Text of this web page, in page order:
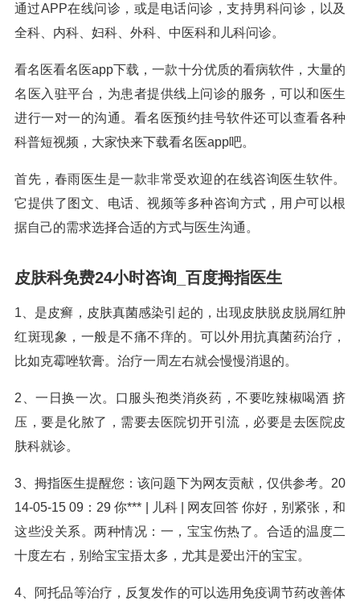
通过APP在线问诊，或是电话问诊，支持男科问诊，以及
全科、内科、妇科、外科、中医科和儿科问诊。
看名医看名医app下载，一款十分优质的看病软件，大量的
名医入驻平台，为患者提供线上问诊的服务，可以和医生
进行一对一的沟通。看名医预约挂号软件还可以查看各种
科普短视频，大家快来下载看名医app吧。
首先，春雨医生是一款非常受欢迎的在线咨询医生软件。
它提供了图文、电话、视频等多种咨询方式，用户可以根
据自己的需求选择合适的方式与医生沟通。
皮肤科免费24小时咨询_百度拇指医生
1、是皮癣，皮肤真菌感染引起的，出现皮肤脱皮脱屑红肿
红斑现象，一般是不痛不痒的。可以外用抗真菌药治疗，
比如克霉唑软膏。治疗一周左右就会慢慢消退的。
2、一日换一次。口服头孢类消炎药，不要吃辣椒喝酒 挤
压，要是化脓了，需要去医院切开引流，必要是去医院皮
肤科就诊。
3、拇指医生提醒您：该问题下为网友贡献，仅供参考。20
14-05-15 09：29 你*** | 儿科 | 网友回答 你好，别紧张，和
这些没关系。两种情况：一，宝宝伤热了。合适的温度二
十度左右，别给宝宝捂太多，尤其是爱出汗的宝宝。
4、阿托品等治疗，反复发作的可以选用免疫调节药改善体